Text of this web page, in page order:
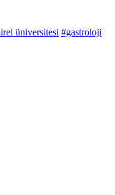
üniversitesi #gastroloji